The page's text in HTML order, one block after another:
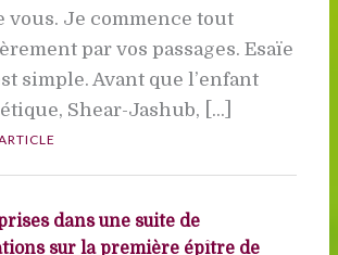
vous. Je commence tout
par vos passages. Esaïe
simple. Avant que l’enfant
Shear-Jashub, [...]
dans une suite de
sur la première épître de